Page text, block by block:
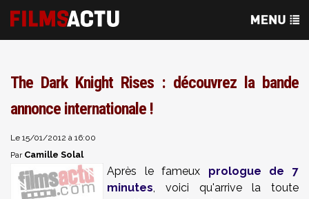
The Dark Knight Rises : découvrez la bande
annonce internationale !
Le 15/01/2012 à 16:00
Par Camille Solal
Après le fameux prologue de 7
minutes, voici qu'arrive la toute